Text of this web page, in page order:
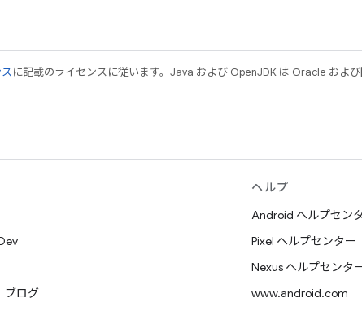
に記載のライセンスに従います。Java および OpenJDK は Oracle およ
ブログ
ヘルプ
Android ヘルプセン
Pixel ヘルプセンター
Nexus ヘルプセンタ
www.android.com